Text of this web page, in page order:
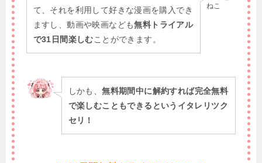
ねこ
て、それを利用して好きな漫画を購入でき
ますし、動画や映画なども無料トライアル
で31日間楽しむことができます。
しかも、無料期間中に解約すれば完全無料
で楽しむこともできるというイタレリツク
セリ！